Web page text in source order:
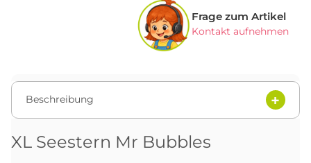
Frage zum Artikel
Kontakt aufnehmen
Beschreibung
XL Seestern Mr Bubbles